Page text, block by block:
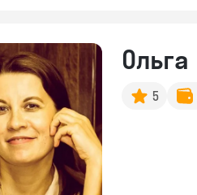
Ольга
5